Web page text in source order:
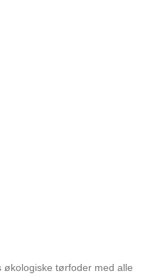
økologiske tørfoder med alle